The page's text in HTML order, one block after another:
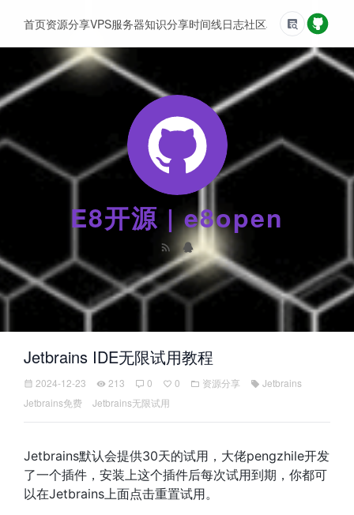
E8开源 | e8open
首页资源分享VPS服务器知识分享时间线日志社区友情链接
Jetbrains IDE无限试用教程
2024-12-23 213 0 0 资源分享
Jetbrains
Jetbrains免费
Jetbrains无限试用
Jetbrains默认会提供30天的试用，大佬pengzhile开发
了一个插件，安装上这个插件后每次试用到期，你都可
以在Jetbrains上面点击重置试用。